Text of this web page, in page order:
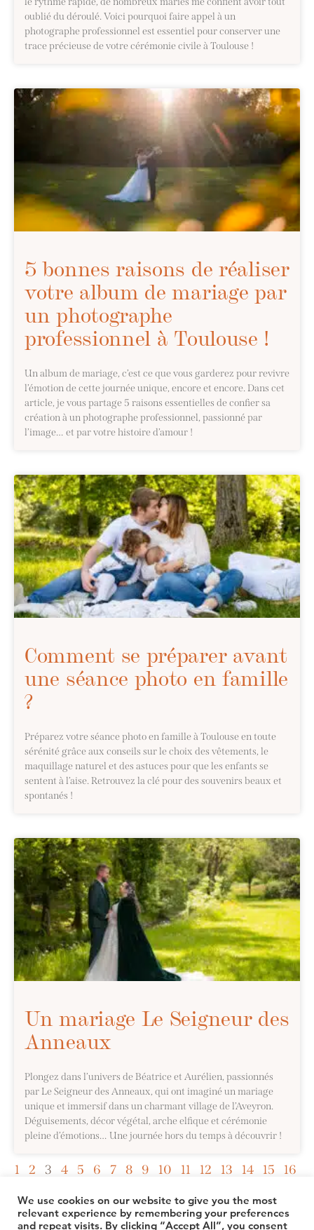
oublié du déroulé. Voici pourquoi faire appel à un
photographe professionnel est essentiel pour conserver une
trace précieuse de votre cérémonie civile à Toulouse !
5 bonnes raisons de réaliser
votre album de mariage par
un photographe
professionnel à Toulouse !
Un album de mariage, c’est ce que vous garderez pour revivre
l’émotion de cette journée unique, encore et encore. Dans cet
article, je vous partage 5 raisons essentielles de confier sa
création à un photographe professionnel, passionné par
l’image… et par votre histoire d’amour !
Comment se préparer avant
une séance photo en famille
?
Préparez votre séance photo en famille à Toulouse en toute
sérénité grâce aux conseils sur le choix des vêtements, le
maquillage naturel et des astuces pour que les enfants se
sentent à l’aise. Retrouvez la clé pour des souvenirs beaux et
spontanés !
Un mariage Le Seigneur des
Anneaux
Plongez dans l’univers de Béatrice et Aurélien, passionnés
par Le Seigneur des Anneaux, qui ont imaginé un mariage
unique et immersif dans un charmant village de l’Aveyron.
Déguisements, décor végétal, arche elfique et cérémonie
pleine d’émotions… Une journée hors du temps à découvrir !
1 2 3 4 5 6 7 8 9 10 11 12 13 14 15
16
We use cookies on our website to give you the most
relevant experience by remembering your preferences
and repeat visits. By clicking “Accept All”, you consent